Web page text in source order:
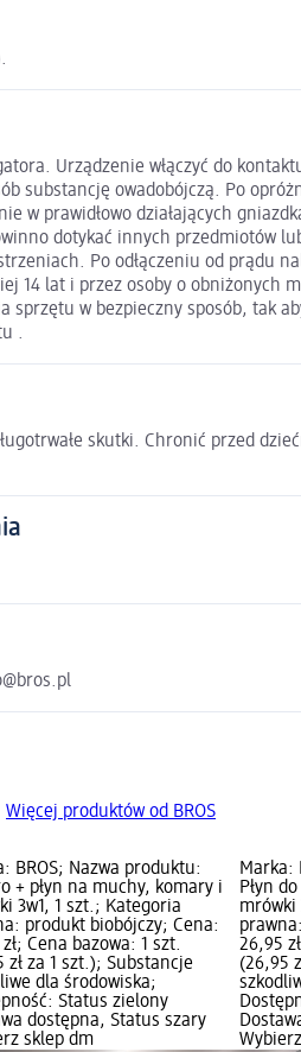
Urządzenie włączyć do
substancję owadobójczą. Po
w prawidłowo działających
dotykać innych przedmiotów
Po odłączeniu od prądu
14 lat i przez osoby o
w bezpieczny sposób, tak
.
skutki. Chronić przed
Więcej produktów od BROS
BROS; Nazwa produktu:
+ płyn na muchy, komary i
3w1, 1 szt.; Kategoria
produkt biobójczy; Cena:
Cena bazowa: 1 szt.
zł za 1 szt.); Substancje
dla środowiska;
Status zielony
dostępna, Status szary
sklep dm
Marka:
Płyn
mrówki
26,95
(26,95